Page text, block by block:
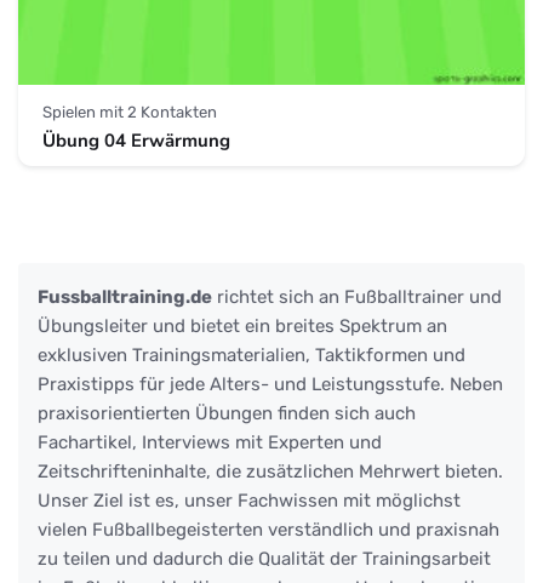
Spielen mit 2 Kontakten
Übung 04 Erwärmung
Fussballtraining.de richtet sich an Fußballtrainer und
Übungsleiter und bietet ein breites Spektrum an
exklusiven Trainingsmaterialien, Taktikformen und
Praxistipps für jede Alters- und Leistungsstufe. Neben
praxisorientierten Übungen finden sich auch
Fachartikel, Interviews mit Experten und
Zeitschrifteninhalte, die zusätzlichen Mehrwert bieten.
Unser Ziel ist es, unser Fachwissen mit möglichst
vielen Fußballbegeisterten verständlich und praxisnah
zu teilen und dadurch die Qualität der Trainingsarbeit